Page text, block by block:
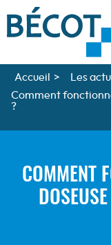
Aller à la recherche
Aller au texte
Aller au menu
Accueil > Les
Comment
?
COMMENT